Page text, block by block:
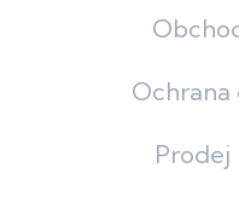
Ochrana
Prodej